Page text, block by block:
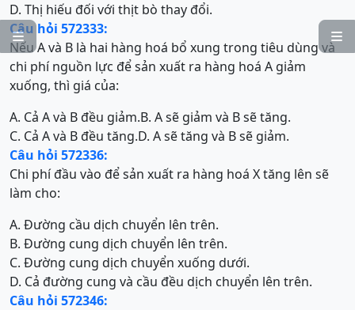


D. Thị hiếu đối với thịt bò thay đổi.
Câu hỏi 572333:
Nếu A và B là hai hàng hoá bổ xung trong tiêu dùng và
chi phí nguồn lực để sản xuất ra hàng hoá A giảm
xuống, thì giá của:
A. Cả A và B đều giảm.B. A sẽ giảm và B sẽ tăng.
C. Cả A và B đều tăng.D. A sẽ tăng và B sẽ giảm.
Câu hỏi 572336:
Chi phí đầu vào để sản xuất ra hàng hoá X tăng lên sẽ
làm cho:
A. Đường cầu dịch chuyển lên trên.
B. Đường cung dịch chuyển lên trên.
C. Đường cung dịch chuyển xuống dưới.
D. Cả đường cung và cầu đều dịch chuyển lên trên.
Câu hỏi 572346: